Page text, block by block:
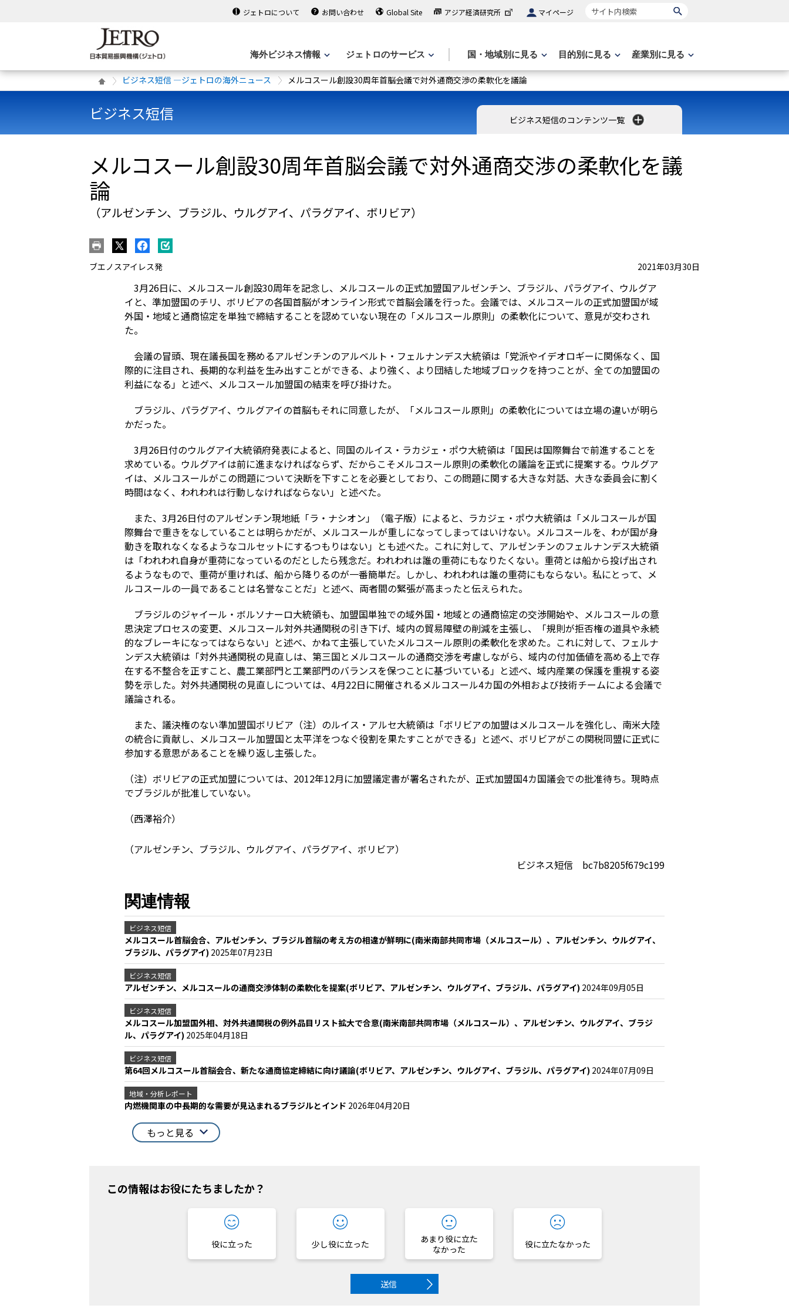
ジェトロについて お問い合わせ Global Site アジア経済研究所 マイページ サイト内検索
海外ビジネス情報 ジェトロのサービス 国・地域別に見る 目的別に見る 産業別に見る
ビジネス短信 ―ジェトロの海外ニュース メルコスール創設30周年首脳会議で対外通商交渉の柔軟化を議論
ビジネス短信 ビジネス短信のコンテンツ一覧
メルコスール創設30周年首脳会議で対外通商交渉の柔軟化を議
論
（アルゼンチン、ブラジル、ウルグアイ、パラグアイ、ボリビア）
ブエノスアイレス発 2021年03月30日
3月26日に、メルコスール創設30周年を記念し、メルコスールの正式加盟国アルゼンチン、ブラジル、パラグアイ、ウルグア
イと、準加盟国のチリ、ボリビアの各国首脳がオンライン形式で首脳会議を行った。会議では、メルコスールの正式加盟国が域
外国・地域と通商協定を単独で締結することを認めていない現在の「メルコスール原則」の柔軟化について、意見が交わされ
た。
会議の冒頭、現在議長国を務めるアルゼンチンのアルベルト・フェルナンデス大統領は「党派やイデオロギーに関係なく、国
際的に注目され、長期的な利益を生み出すことができる、より強く、より団結した地域ブロックを持つことが、全ての加盟国の
利益になる」と述べ、メルコスール加盟国の結束を呼び掛けた。
ブラジル、パラグアイ、ウルグアイの首脳もそれに同意したが、「メルコスール原則」の柔軟化については立場の違いが明ら
かだった。
3月26日付のウルグアイ大統領府発表によると、同国のルイス・ラカジェ・ポウ大統領は「国民は国際舞台で前進することを
求めている。ウルグアイは前に進まなければならず、だからこそメルコスール原則の柔軟化の議論を正式に提案する。ウルグア
イは、メルコスールがこの問題について決断を下すことを必要としており、この問題に関する大きな対話、大きな委員会に割く
時間はなく、われわれは行動しなければならない」と述べた。
また、3月26日付のアルゼンチン現地紙「ラ・ナシオン」（電子版）によると、ラカジェ・ポウ大統領は「メルコスールが国
際舞台で重きをなしていることは明らかだが、メルコスールが重しになってしまってはいけない。メルコスールを、わが国が身
動きを取れなくなるようなコルセットにするつもりはない」とも述べた。これに対して、アルゼンチンのフェルナンデス大統領
は「われわれ自身が重荷になっているのだとしたら残念だ。われわれは誰の重荷にもなりたくない。重荷とは船から投げ出され
るようなもので、重荷が重ければ、船から降りるのが一番簡単だ。しかし、われわれは誰の重荷にもならない。私にとって、メ
ルコスールの一員であることは名誉なことだ」と述べ、両者間の緊張が高まったと伝えられた。
ブラジルのジャイール・ボルソナーロ大統領も、加盟国単独での域外国・地域との通商協定の交渉開始や、メルコスールの意
思決定プロセスの変更、メルコスール対外共通関税の引き下げ、域内の貿易障壁の削減を主張し、「規則が拒否権の道具や永続
的なブレーキになってはならない」と述べ、かねて主張していたメルコスール原則の柔軟化を求めた。これに対して、フェルナ
ンデス大統領は「対外共通関税の見直しは、第三国とメルコスールの通商交渉を考慮しながら、域内の付加価値を高める上で存
在する不整合を正すこと、農工業部門と工業部門のバランスを保つことに基づいている」と述べ、域内産業の保護を重視する姿
勢を示した。対外共通関税の見直しについては、4月22日に開催されるメルコスール4カ国の外相および技術チームによる会議で
議論される。
また、議決権のない準加盟国ボリビア（注）のルイス・アルセ大統領は「ボリビアの加盟はメルコスールを強化し、南米大陸
の統合に貢献し、メルコスール加盟国と太平洋をつなぐ役割を果たすことができる」と述べ、ボリビアがこの関税同盟に正式に
参加する意思があることを繰り返し主張した。
（注）ボリビアの正式加盟については、2012年12月に加盟議定書が署名されたが、正式加盟国4カ国議会での批准待ち。現時点
でブラジルが批准していない。
（西澤裕介）
（アルゼンチン、ブラジル、ウルグアイ、パラグアイ、ボリビア）
ビジネス短信 bc7b8205f679c199
関連情報
ビジネス短信
メルコスール首脳会合、アルゼンチン、ブラジル首脳の考え方の相違が鮮明に(南米南部共同市場（メルコスール）、アルゼンチン、ウルグアイ、
ブラジル、パラグアイ) 2025年07月23日
ビジネス短信
アルゼンチン、メルコスールの通商交渉体制の柔軟化を提案(ボリビア、アルゼンチン、ウルグアイ、ブラジル、パラグアイ) 2024年09月05日
ビジネス短信
メルコスール加盟国外相、対外共通関税の例外品目リスト拡大で合意(南米南部共同市場（メルコスール）、アルゼンチン、ウルグアイ、ブラジ
ル、パラグアイ) 2025年04月18日
ビジネス短信
第64回メルコスール首脳会合、新たな通商協定締結に向け議論(ボリビア、アルゼンチン、ウルグアイ、ブラジル、パラグアイ) 2024年07月09日
地域・分析レポート
内燃機関車の中長期的な需要が見込まれるブラジルとインド 2026年04月20日
もっと見る
この情報はお役にたちましたか？
役に立った 少し役に立った
あまり役に立た
なかった
役に立たなかった
送信